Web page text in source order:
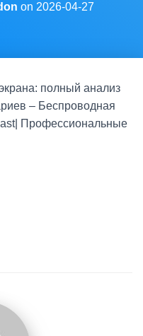
on 2026-04-27
полный анализ
– Беспроводная
Профессиональные